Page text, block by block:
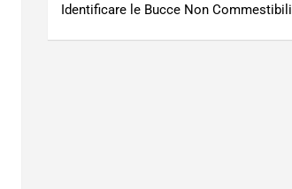
Identificare le Bucce Non Commestibili